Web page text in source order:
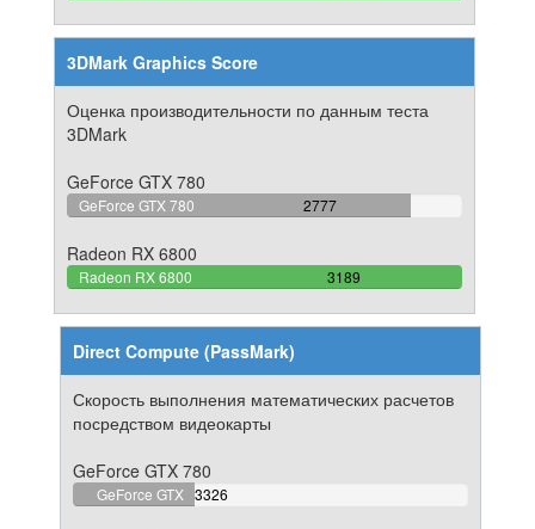
3DMark Graphics Score
Оценка производительности по данным теста
3DMark
GeForce GTX 780
GeForce GTX 780 2777
87.080589526497%
Radeon RX 6800
Radeon RX 6800 3189
100%
Direct Compute (PassMark)
Скорость выполнения математических расчетов
посредством видеокарты
GeForce GTX 780
GeForce GTX 3326
30.907908186971%